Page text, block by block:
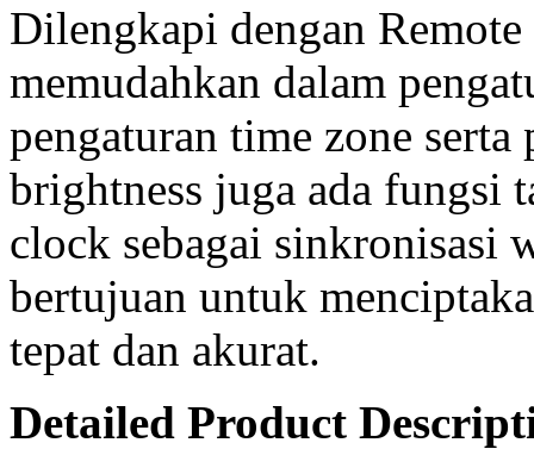
Dilengkapi dengan
memudahkan dalam
pengaturan time zone serta
brightness juga ada fungsi
clock sebagai sinkronisasi
bertujuan untuk
tepat dan akurat.
Detailed Product